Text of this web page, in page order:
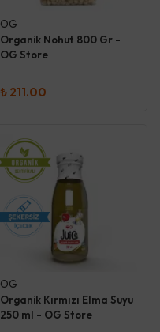
OG
Organik Nohut 800 Gr -
OG Store
₺ 211.00
OG
Organik Kırmızı Elma Suyu
250 ml - OG Store